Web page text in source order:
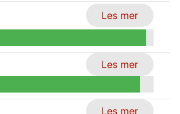
Les mer
Les mer
Les mer